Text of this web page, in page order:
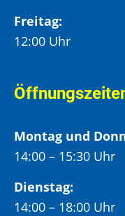
12:00 Uhr
Montag und
14:00 – 15:30 Uhr
Dienstag:
14:00 – 18:00 Uhr